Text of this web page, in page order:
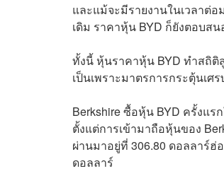
และแม้จะมีรายงานในเวลาต่อ
เดิม ราคาหุ้น BYD ก็ยังตอบสน
ทั้งนี้ หุ้นราคาหุ้น BYD ทำสถิติ
เป็นเพราะมาตรการกระตุ้นเ
Berkshire ซื้อหุ้น BYD ครั้งแ
ตั้งแต่การเข้ามาถือหุ้นของ
ผ่านมาอยู่ที่ 306.80 ดอลลาร์
ดอลลาร์